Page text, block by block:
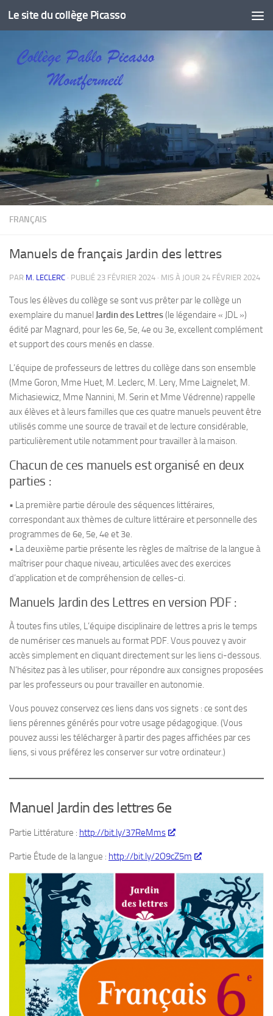
Skip to content
Le site du collège Picasso
FRANÇAIS
Manuels de français Jardin des lettres
PAR M. LECLERC · PUBLIÉ 23 FÉVRIER 2024 · MIS À JOUR 24 FÉVRIER 2024
Tous les élèves du collège se sont vus prêter par le collège un
exemplaire du manuel Jardin des Lettres(le légendaire « JDL »)
édité par Magnard, pour les 6e, 5e, 4e ou 3e, excellent complément
et support des cours menés en classe.
L’équipe de professeurs de lettres du collège dans son ensemble
(Mme Goron, Mme Huet, M. Leclerc, M. Lery, Mme Laignelet, M.
Michasiewicz, Mme Nannini, M. Serin et Mme Védrenne) rappelle
aux élèves et à leurs familles que ces quatre manuels peuvent être
utilisés comme une source de travail et de lecture considérable,
particulièrement utile notamment pour travailler à la maison.
Chacun de ces manuels est organisé en deux
parties :
• La première partie déroule des séquences littéraires,
correspondant aux thèmes de culture littéraire et personnelle des
programmes de 6e, 5e, 4e et 3e.
• La deuxième partie présente les règles de maîtrise de la langue à
maîtriser pour chaque niveau, articulées avec des exercices
d’application et de compréhension de celles-ci.
Manuels Jardin des Lettres en version PDF :
À toutes fins utiles, L’équipe disciplinaire de lettres a pris le temps
de numériser ces manuels au format PDF. Vous pouvez y avoir
accès simplement en cliquant directement sur les liens ci-dessous.
N’hésitez pas à les utiliser, pour répondre aux consignes proposées
par les professeurs ou pour travailler en autonomie.
Vous pouvez conservez ces liens dans vos signets : ce sont des
liens pérennes générés pour votre usage pédagogique. (Vous
pouvez aussi les télécharger à partir des pages affichées par ces
liens, si vous préférez les conserver sur votre ordinateur.)
Manuel Jardin des lettres 6e
Partie Littérature : http://bit.ly/37ReMms
Partie Étude de la langue : http://bit.ly/2O9cZ5m